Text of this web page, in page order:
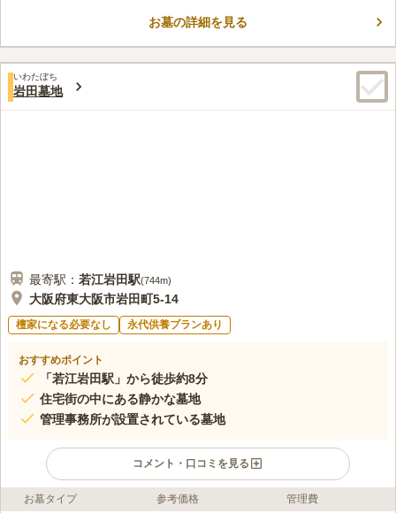
墓域の横には大きな木が植えられており、暑い日には木陰で休む
口コミ評価
みんなの評価
60代男性
霊園の周辺にはお墓参りに関しての店がなく、すべて前もって購
お墓の詳細を見る
いわたぼち
岩田墓地
最寄駅： 若江岩田駅(744m)
大阪府東大阪市岩田町5-14
檀家になる必要なし 永代供養プランあり
おすすめポイント
「若江岩田駅」から徒歩約8分
住宅街の中にある静かな墓地
管理事務所が設置されている墓地
コメント・口コミを見る
ライフドット編集部のコメント
お墓タイプ 参考価格 管理費